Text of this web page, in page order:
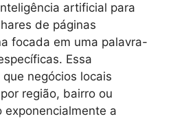
artificial para
de páginas
focada em uma palavra-
Essa
negócios locais
região, bairro ou
exponencialmente a